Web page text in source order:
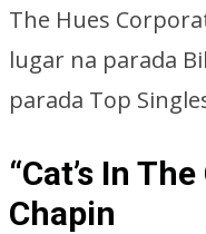
The Hues
lugar na parada
parada Top
“Cat’s In
Chapin